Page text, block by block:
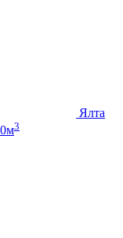
Ялта
3